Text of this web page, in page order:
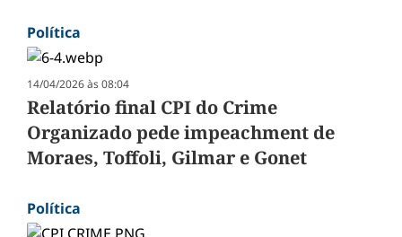
Política
14/04/2026 às 08:04
Relatório final CPI do Crime
Organizado pede impeachment de
Moraes, Toffoli, Gilmar e Gonet
Política